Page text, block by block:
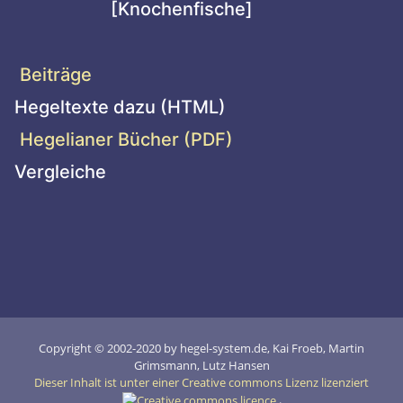
[Knochenfische]
Beiträge
Hegeltexte dazu (HTML)
Hegelianer Bücher (PDF)
Vergleiche
Copyright © 2002-2020 by hegel-system.de, Kai Froeb, Martin
Grimsmann, Lutz Hansen
Dieser Inhalt ist unter einer Creative commons Lizenz lizenziert
.